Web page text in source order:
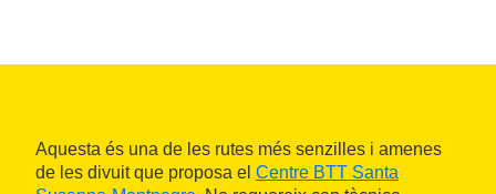
Aquesta és una de les rutes més senzilles i amenes
de les divuit que proposa el Centre BTT Santa